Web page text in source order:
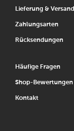
Lieferung & Versand
Zahlungsarten
Rücksendungen
Häufige Fragen
Shop-Bewertungen
Kontakt